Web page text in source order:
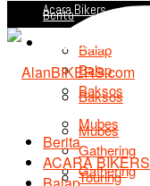
Acara Bikers
Balap
Baksos
Mubes
Gathering
Berita
Acara Bikers
Balap
Baksos
Mubes
Gathering
Touring
Berita
ACARA BIKERS